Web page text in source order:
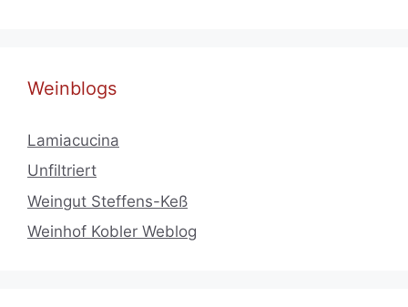
Weinblogs
Lamiacucina
Unfiltriert
Weingut Steffens-Keß
Weinhof Kobler Weblog